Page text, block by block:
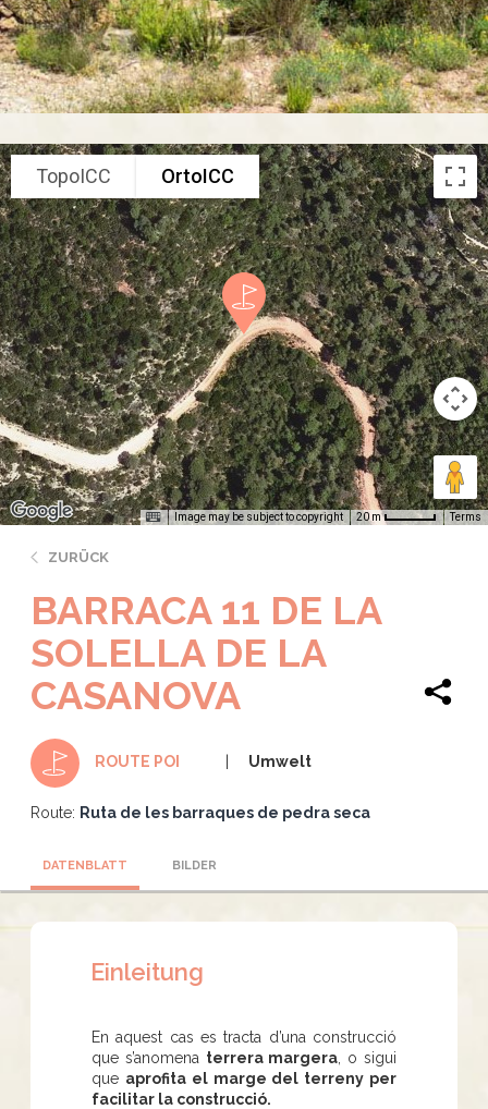
TopoICC OrtoICC
Image may be subject to copyright 20 m Terms
ZURÜCK
BARRACA 11 DE LA
SOLELLA DE LA
CASANOVA
ROUTE POI Umwelt
Route: Ruta de les barraques de pedra seca
DATENBLATT BILDER
Einleitung
En aquest cas es tracta d’una construcció
que s’anomena terrera margera , o sigui
que aprofita el marge del terreny per
facilitar la construcció.